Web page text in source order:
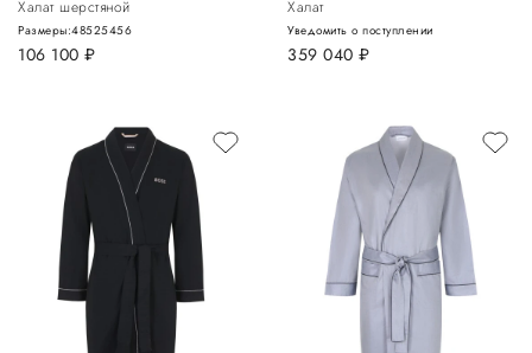
Халат шерстяной
106 100 руб.
Размеры:48525456
Халат
359 040 руб.
Уведомить о поступлении